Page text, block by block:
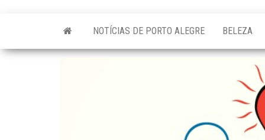
NOTÍCIAS DE PORTO ALEGRE BELEZA